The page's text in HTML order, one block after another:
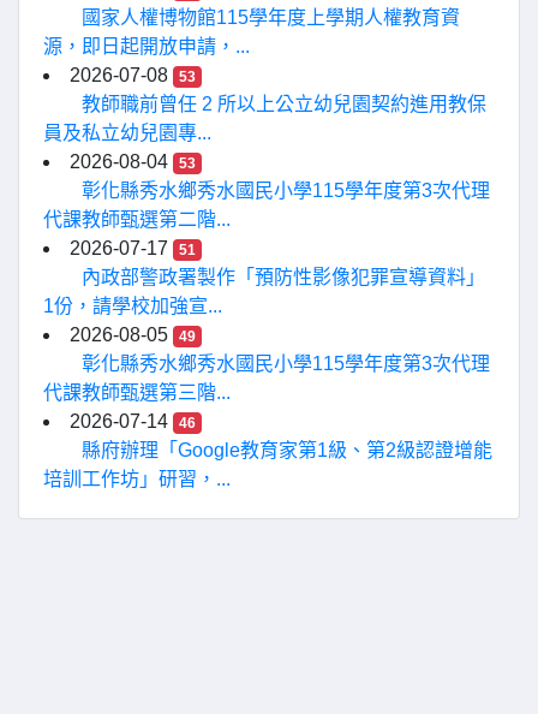
國家人權博物館115學年度上學期人權教育資
源，即日起開放申請，...
2026-07-08
53
教師職前曾任 2 所以上公立幼兒園契約進用教保
員及私立幼兒園專...
2026-08-04
53
彰化縣秀水鄉秀水國民小學115學年度第3次代理
代課教師甄選第二階...
2026-07-17
51
內政部警政署製作「預防性影像犯罪宣導資料」
1份，請學校加強宣...
2026-08-05
49
彰化縣秀水鄉秀水國民小學115學年度第3次代理
代課教師甄選第三階...
2026-07-14
46
縣府辦理「Google教育家第1級、第2級認證增能
培訓工作坊」研習，...